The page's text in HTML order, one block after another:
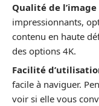
Qualité de l’image
impressionnants,
contenu en haute
des options 4K.
Facilité
facile à naviguer.
voir si elle vous